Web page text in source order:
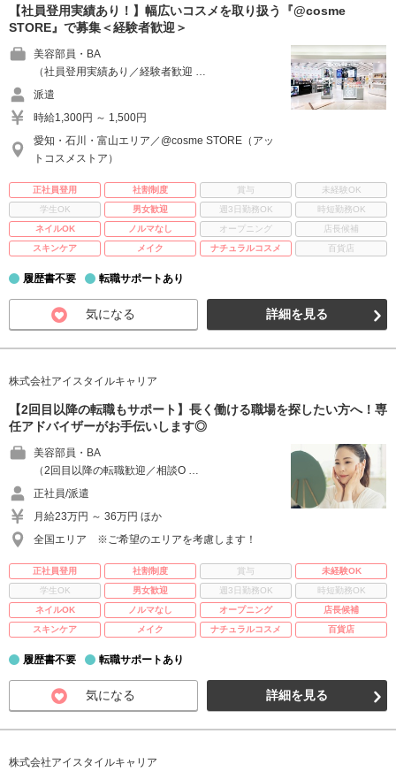
【社員登用実績あり！】幅広いコスメを取り扱う『@cosme
STORE』で募集＜経験者歓迎＞
美容部員・BA
（社員登用実績あり／経験者歓迎 …
派遣
時給1,300円 ～ 1,500円
愛知・石川・富山エリア／@cosme STORE（アッ
トコスメストア）
正社員登用 社割制度 賞与
未経験OK
学生OK
男女歓迎 週3日勤務OK
時短勤務OK
ネイルOK
ノルマなし オープニング
店長候補
スキンケア
メイク ナチュラルコスメ 百貨店
履歴書不要 転職サポートあり
気になる 詳細を見る
株式会社アイスタイルキャリア
【2回目以降の転職もサポート】長く働ける職場を探したい方へ！専
任アドバイザーがお手伝いします◎
美容部員・BA
（2回目以降の転職歓迎／相談O …
正社員/派遣
月給23万円 ～ 36万円 ほか
全国エリア ※ご希望のエリアを考慮します！
正社員登用 社割制度 賞与
未経験OK
学生OK
男女歓迎 週3日勤務OK
時短勤務OK
ネイルOK
ノルマなし オープニング
店長候補
スキンケア
メイク ナチュラルコスメ 百貨店
履歴書不要 転職サポートあり
気になる 詳細を見る
株式会社アイスタイルキャリア